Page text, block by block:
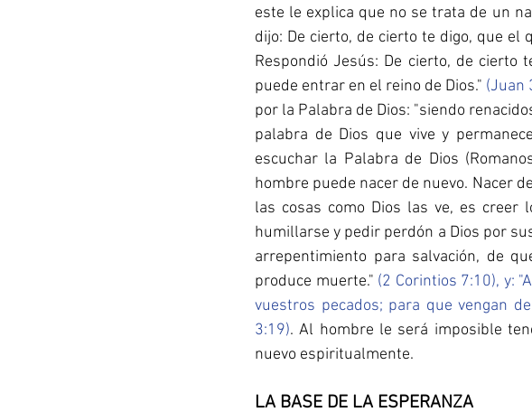
este le explica que no se trata de un
dijo: De cierto, de cierto te digo, que el
Respondió Jesús: De cierto, de cierto
puede entrar en el reino de Dios." (Juan
por la Palabra de Dios: "siendo
palabra de Dios que vive y
escuchar la Palabra de Dios
hombre puede nacer de nuevo. Nacer
las cosas como Dios las ve, es
humillarse y pedir perdón a Dios por
arrepentimiento para salvación, de
produce muerte." (2 Corintios 7:10), y: "
vuestros pecados; para que vengan
3:19). Al hombre le será imposible
nuevo espiritualmente.
LA BASE DE LA ESPERANZA